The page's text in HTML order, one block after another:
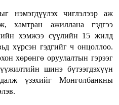
нэмэгдүүлэх чиглэлээр аж
хамтран ажиллана гэдгээ
хэмжээ сүүлийн 15 жилд
хүрсэн гэдгийг ч онцоллоо.
хөрөнгө оруулалтын гэрээг
шинэ бүтээгдэхүүн
үзэхийг Монголбанкны